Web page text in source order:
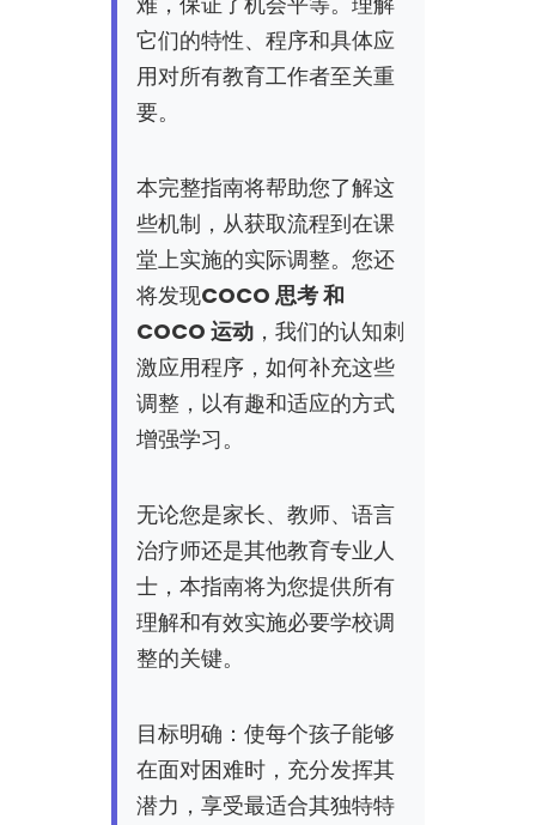
它们的特性、程序和具体应
用对所有教育工作者至关重
要。
本完整指南将帮助您了解这
些机制，从获取流程到在课
堂上实施的实际调整。您还
将发现COCO 思考 和
COCO 运动，我们的认知刺
激应用程序，如何补充这些
调整，以有趣和适应的方式
增强学习。
无论您是家长、教师、语言
治疗师还是其他教育专业人
士，本指南将为您提供所有
理解和有效实施必要学校调
整的关键。
目标明确：使每个孩子能够
在面对困难时，充分发挥其
潜力，享受最适合其独特特